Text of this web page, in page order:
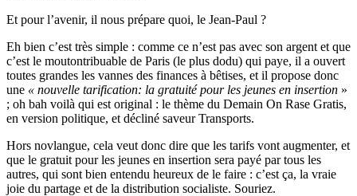
Et pour l’avenir, il nous prépare quoi, le Jean-Paul ?
Eh bien c’est très simple : comme ce n’est pas avec son argent et que
c’est le moutontribuable de Paris (le plus dodu) qui paye, il a ouvert
toutes grandes les vannes des finances à bêtises, et il propose donc
une « nouvelle tarification: la gratuité pour les jeunes en insertion »
; oh bah voilà qui est original : le thème du Demain On Rase Gratis,
en version politique, et décliné saveur Transports.
Hors novlangue, cela veut donc dire que les tarifs vont augmenter, et
que le gratuit pour les jeunes en insertion sera payé par tous les
autres, qui sont bien entendu heureux de le faire : c’est ça, la vraie
joie du partage et de la distribution socialiste. Souriez.